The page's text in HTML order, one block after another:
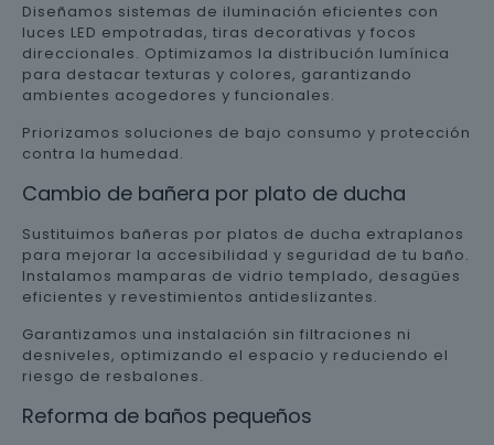
Diseñamos sistemas de iluminación eficientes con
luces LED empotradas, tiras decorativas y focos
direccionales. Optimizamos la distribución lumínica
para destacar texturas y colores, garantizando
ambientes acogedores y funcionales.
Priorizamos soluciones de bajo consumo y protección
contra la humedad.
Cambio de bañera por plato de ducha
Sustituimos bañeras por platos de ducha extraplanos
para mejorar la accesibilidad y seguridad de tu baño.
Instalamos mamparas de vidrio templado, desagües
eficientes y revestimientos antideslizantes.
Garantizamos una instalación sin filtraciones ni
desniveles, optimizando el espacio y reduciendo el
riesgo de resbalones.
Reforma de baños pequeños